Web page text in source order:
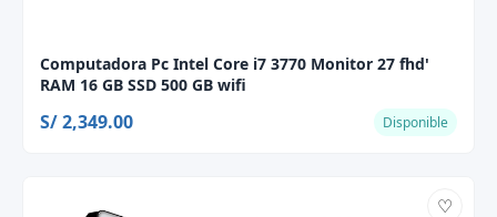
Computadora Pc Intel Core i7 3770 Monitor 27 fhd'
RAM 16 GB SSD 500 GB wifi
S/ 2,349.00 Disponible
♡